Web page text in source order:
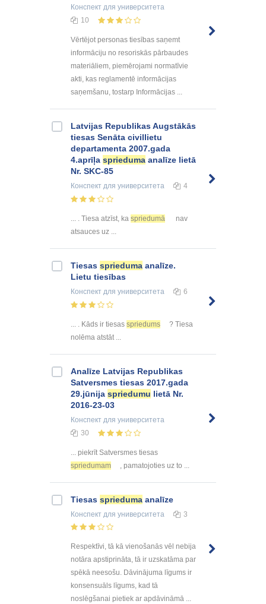
Конспект для университета
10
Vērtējot personas tiesības saņemt
informāciju no resoriskās pārbaudes
materiāliem, piemērojami normatīvie
akti, kas reglamentē informācijas
saņemšanu, tostarp Informācijas ...
Latvijas Republikas Augstākās
tiesas Senāta civillietu
departamenta 2007.gada
4.aprīļa sprieduma analīze lietā
Nr. SKC-85
Конспект для университета 4
... . Tiesa atzīst, ka spriedumā
nav
atsauces uz ...
Tiesas sprieduma analīze.
Lietu tiesības
Конспект для университета 6
... . Kāds ir tiesas spriedums
? Tiesa
nolēma atstāt ...
Analīze Latvijas Republikas
Satversmes tiesas 2017.gada
29.jūnija spriedumu lietā Nr.
2016-23-03
Конспект для университета
30
... piekrīt Satversmes tiesas
spriedumam
, pamatojoties uz to ...
Tiesas sprieduma analīze
Конспект для университета 3
Respektīvi, tā kā vienošanās vēl nebija
notāra apstiprināta, tā ir uzskatāma par
spēkā neesošu. Dāvinājuma līgums ir
konsensuāls līgums, kad tā
noslēgšanai pietiek ar apdāvināmā ...